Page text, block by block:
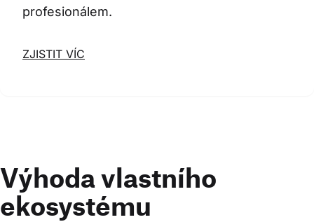
profesionálem.
ZJISTIT VÍC
Výhoda vlastního
ekosystému